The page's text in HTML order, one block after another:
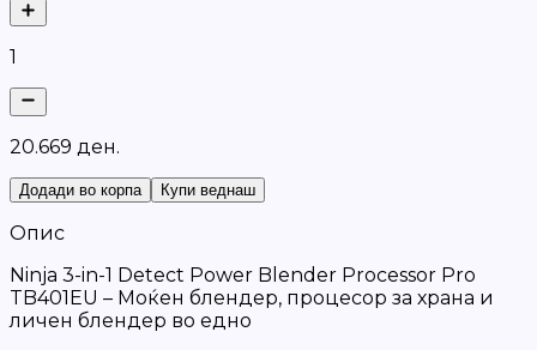
1
20.669 ден.
Додади во корпа Купи веднаш
Опис
Ninja 3-in-1 Detect Power Blender Processor Pro
TB401EU – Моќен блендер, процесор за храна и
личен блендер во едно